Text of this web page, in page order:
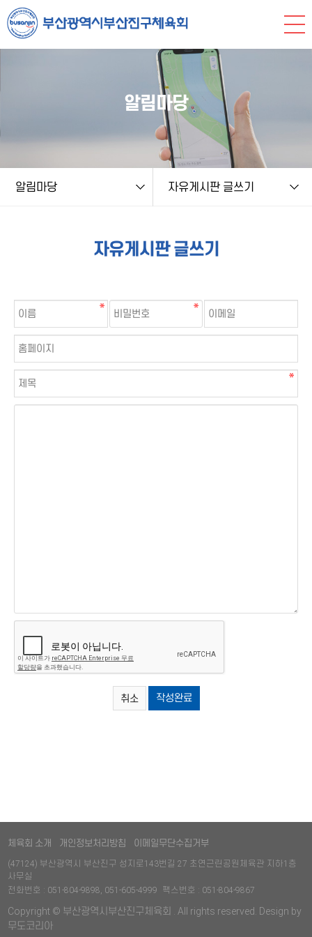
본문 바로가기
string(9) "write.php" string(9) "freeboard" NULL
알림마당
알림마당 자유게시판 글쓰기
자유게시판 글쓰기
취소
체육회 소개 개인정보처리방침 이메일무단수집거부
(47124) 부산광역시 부산진구 성지로143번길 27 초연근린공원체육관 지하1층
사무실
전화번호 : 051-804-9898, 051-605-4999
팩스번호 : 051-804-9867
Copyright © 부산광역시부산진구체육회 . All rights reserved. Design by
무도코리아